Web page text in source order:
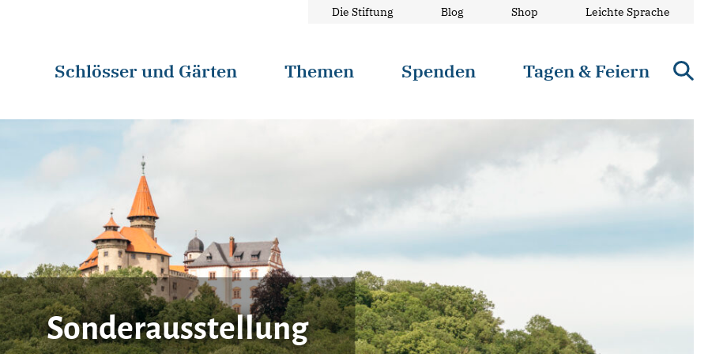
Die Stiftung Blog Shop Leichte Sprache
Schlösser und Gärten Themen Spenden Tagen & Feiern
Sonderausstellung